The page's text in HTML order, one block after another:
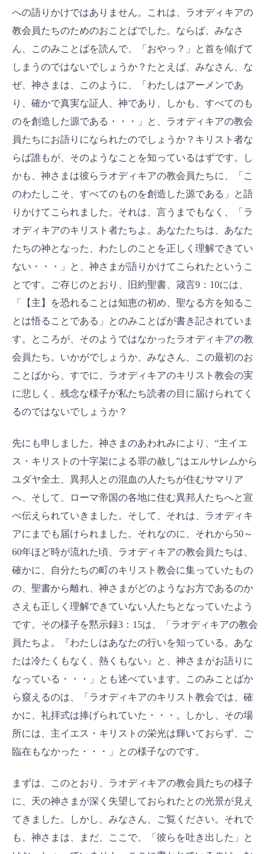
への語りかけではありません。これは、ラオディキアの
教会員たちのためのおことばでした。ならば、みなさ
ん、このみことばを読んで、「おやっ？」と首を傾げて
しまうのではないでしょうか？たとえば、みなさん、な
ぜ、神さまは、このように、「わたしはアーメンであ
り、確かで真実な証人、神であり、しかも、すべてのも
のを創造した源である・・・」と、ラオディキアの教会
員たちにお語りになられたのでしょうか？キリスト者な
らば誰もが、そのようなことを知っているはずです。し
かも、神さまは彼らラオディキアの教会員たちに、「こ
のわたしこそ、すべてのものを創造した源である」と語
りかけてこられました。それは、言うまでもなく、「ラ
オディキアのキリスト者たちよ。あなたたちは、あなた
たちの神となった、わたしのことを正しく理解できてい
ない・・・」と、神さまが語りかけてこられたというこ
とです。ご存じのとおり、旧約聖書、箴言9：10には、
「【主】を恐れることは知恵の初め、聖なる方を知るこ
とは悟ることである」とのみことばが書き記されていま
す。ところが、そのようではなかったラオディキアの教
会員たち。いかがでしょうか、みなさん、この最初のお
ことばから、すでに、ラオディキアのキリスト教会の実
に悲しく、残念な様子が私たち読者の目に届けられてく
るのではないでしょうか？
先にも申しました。神さまのあわれみにより、“主イエ
ス・キリストの十字架による罪の赦し”はエルサレムから
ユダヤ全土、異邦人との混血の人たちが住むサマリア
へ、そして、ローマ帝国の各地に住む異邦人たちへと宣
べ伝えられていきました。そして、それは、ラオディキ
アにまでも届けられました。それなのに、それから50～
60年ほど時が流れた頃、ラオディキアの教会員たちは、
確かに、自分たちの町のキリスト教会に集っていたもの
の、聖書から離れ、神さまがどのようなお方であるのか
さえも正しく理解できていない人たちとなっていたよう
です。その様子を黙示録3：15は、「ラオディキアの教会
員たちよ。『わたしはあなたの行いを知っている。あな
たは冷たくもなく、熱くもない』と、神さまがお語りに
なっている・・・」とも述べています。このみことばか
ら窺えるのは、「ラオディキアのキリスト教会では、確
かに、礼拝式は捧げられていた・・・。しかし、その場
所には、主イエス・キリストの栄光は輝いておらず、ご
臨在もなかった・・・」との様子なのです。
まずは、このとおり、ラオディキアの教会員たちの様子
に、天の神さまが深く失望しておられたとの光景が見え
てきました。しかし、みなさん、ご覧ください。それで
も、神さまは、まだ、ここで、「彼らを吐き出した」と